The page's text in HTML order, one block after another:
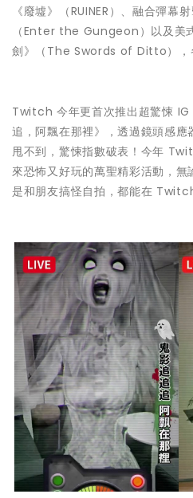
《廢墟》（RUINER）、融合彈幕
（Enter the Gungeon）以及美
劍》（The Swords of Ditto），
Twitch 今年更首次推出超驚悚 IG
追，阿飄在那裡》，透過鏡頭感
甩不到，驚悚指數破表！今年
來恐怖又好玩的萬聖精彩活動，
是和朋友搞怪自拍，都能在